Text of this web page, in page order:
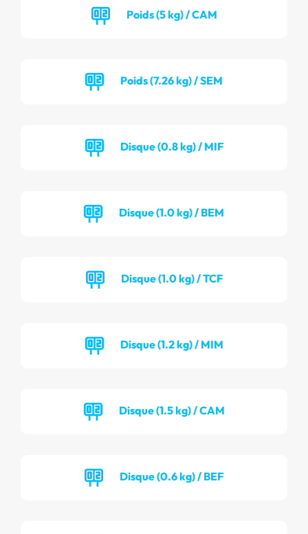
Poids (5 kg) / CAM
Poids (7.26 kg) / SEM
Disque (0.8 kg) / MIF
Disque (1.0 kg) / BEM
Disque (1.0 kg) / TCF
Disque (1.2 kg) / MIM
Disque (1.5 kg) / CAM
Disque (0.6 kg) / BEF